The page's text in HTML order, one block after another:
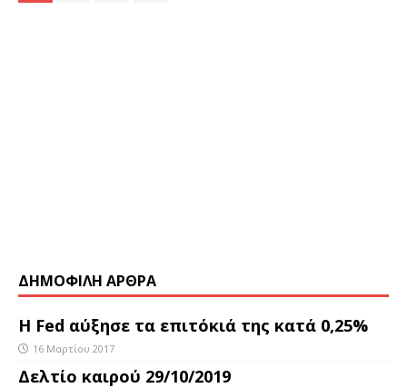
ΔΗΜΟΦΙΛΗ ΑΡΘΡΑ
Η Fed αύξησε τα επιτόκιά της κατά 0,25%
16 Μαρτίου 2017
Δελτίο καιρού 29/10/2019